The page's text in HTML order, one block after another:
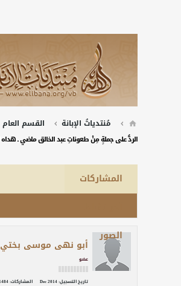
مُنتدياتُ الإبانة القسم العام
الردُّ على جملةٍ مِنْ طعوناتِ عبد الخالق ماضي ـ
المشاركات
الصور
أبو نهى موسى بختي
عضو
تاريخ التسجيل:Dec 2014 المشاركات: